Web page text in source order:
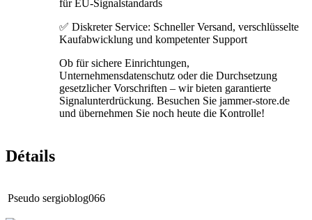
für EU-Signalstandards
✅ Diskreter Service: Schneller Versand, verschlüsselte
Kaufabwicklung und kompetenter Support
Ob für sichere Einrichtungen,
Unternehmensdatenschutz oder die Durchsetzung
gesetzlicher Vorschriften – wir bieten garantierte
Signalunterdrückung. Besuchen Sie jammer-store.de
und übernehmen Sie noch heute die Kontrolle!
Détails
Pseudo sergioblog066